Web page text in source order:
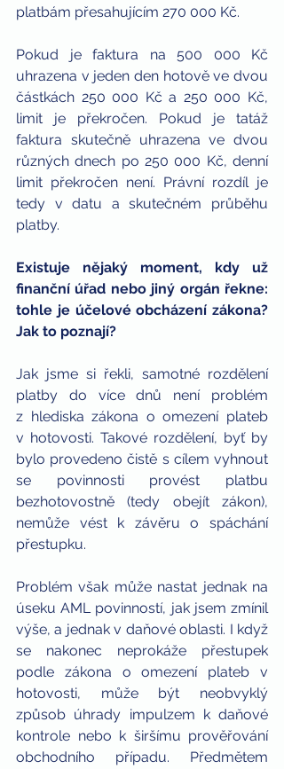
platbám přesahujícím 270 000 Kč.
Pokud je faktura na 500 000 Kč
uhrazena v jeden den hotově ve dvou
částkách 250 000 Kč a 250 000 Kč,
limit je překročen. Pokud je tatáž
faktura skutečně uhrazena ve dvou
různých dnech po 250 000 Kč, denní
limit překročen není. Právní rozdíl je
tedy v datu a skutečném průběhu
platby.
Existuje nějaký moment, kdy už
finanční úřad nebo jiný orgán řekne:
tohle je účelové obcházení zákona?
Jak to poznají?
Jak jsme si řekli, samotné rozdělení
platby do více dnů není problém
z hlediska zákona o omezení plateb
v hotovosti. Takové rozdělení, byť by
bylo provedeno čistě s cílem vyhnout
se povinnosti provést platbu
bezhotovostně (tedy obejít zákon),
nemůže vést k závěru o spáchání
přestupku.
Problém však může nastat jednak na
úseku AML povinností, jak jsem zmínil
výše, a jednak v daňové oblasti. I když
se nakonec neprokáže přestupek
podle zákona o omezení plateb v
hotovosti, může být neobvyklý
způsob úhrady impulzem k daňové
kontrole nebo k širšímu prověřování
obchodního případu. Předmětem